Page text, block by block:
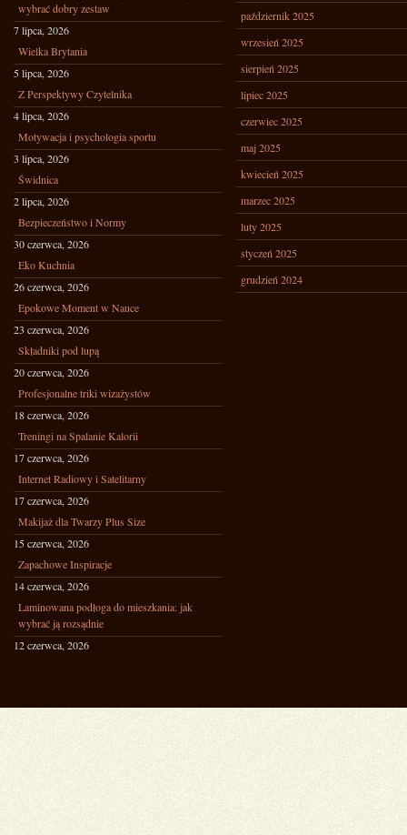
wybrać dobry zestaw
7 lipca, 2026
Wielka Brytania
5 lipca, 2026
Z Perspektywy Czytelnika
4 lipca, 2026
Motywacja i psychologia sportu
3 lipca, 2026
Świdnica
2 lipca, 2026
Bezpieczeństwo i Normy
30 czerwca, 2026
Eko Kuchnia
26 czerwca, 2026
Epokowe Moment w Nauce
23 czerwca, 2026
Składniki pod lupą
20 czerwca, 2026
Profesjonalne triki wizażystów
18 czerwca, 2026
Treningi na Spalanie Kalorii
17 czerwca, 2026
Internet Radiowy i Satelitarny
17 czerwca, 2026
Makijaż dla Twarzy Plus Size
15 czerwca, 2026
Zapachowe Inspiracje
14 czerwca, 2026
Laminowana podłoga do mieszkania: jak
wybrać ją rozsądnie
12 czerwca, 2026
październik 2025
wrzesień 2025
sierpień 2025
lipiec 2025
czerwiec 2025
maj 2025
kwiecień 2025
marzec 2025
luty 2025
styczeń 2025
grudzień 2024